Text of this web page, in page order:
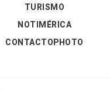
TURISMO
NOTIMÉRICA
CONTACTOPHOTO